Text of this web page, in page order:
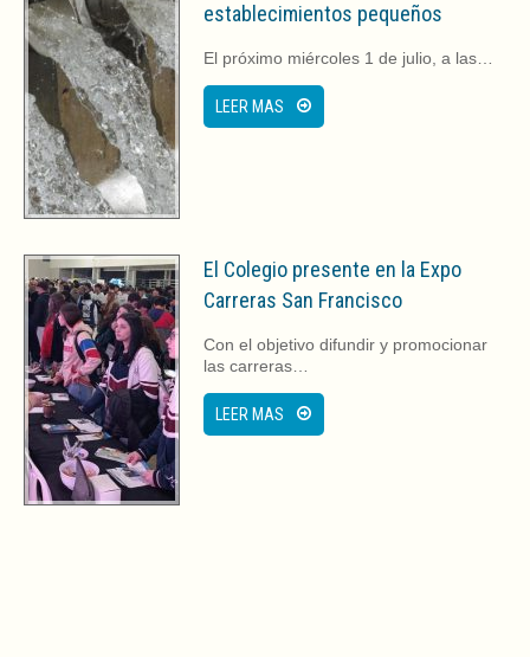
establecimientos pequeños
El próximo miércoles 1 de julio, a las…
LEER MAS
El Colegio presente en la Expo
Carreras San Francisco
Con el objetivo difundir y promocionar
las carreras…
LEER MAS